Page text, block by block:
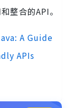
整合的API。
A Guide
APIs